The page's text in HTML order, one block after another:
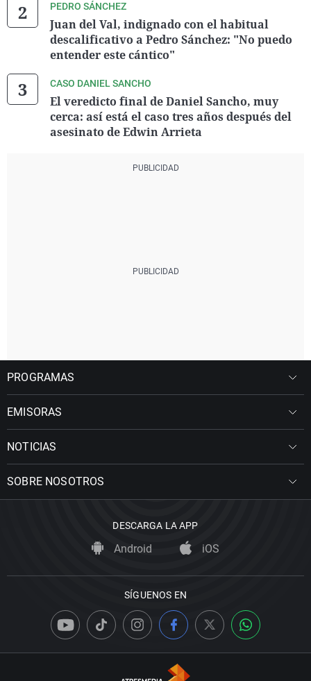
PEDRO SÁNCHEZ
Juan del Val, indignado con el habitual
descalificativo a Pedro Sánchez: "No puedo
entender este cántico"
CASO DANIEL SANCHO
El veredicto final de Daniel Sancho, muy
cerca: así está el caso tres años después del
asesinato de Edwin Arrieta
PROGRAMAS
EMISORAS
NOTICIAS
SOBRE NOSOTROS
DESCARGA LA APP
Android iOS
SÍGUENOS EN